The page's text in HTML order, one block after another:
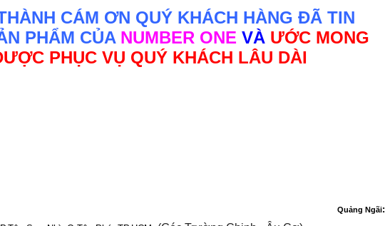
CÁM ƠN QUÝ KHÁCH HÀNG ĐÃ TIN
PHẨM CỦA NUMBER ONE VÀ ƯỚC MONG
PHỤC VỤ QUÝ KHÁCH LÂU DÀI
Quảng Ngãi: